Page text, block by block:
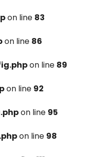
on line 83
on line 86
on line 89
on line 92
on line 95
on line 98